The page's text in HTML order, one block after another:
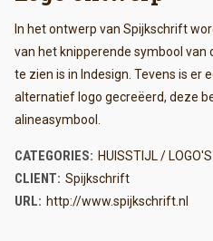
In het ontwerp van Spijkschrift
van het knipperende symbool van
te zien is in Indesign. Tevens is er
alternatief logo gecreëerd, deze
alineasymbool.
CATEGORIES: HUISSTIJL / LOGO'S
CLIENT: Spijkschrift
URL: http://www.spijkschrift.nl